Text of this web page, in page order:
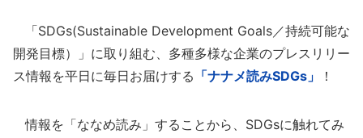
「SDGs(Sustainable Development Goals／持続可能な
開発目標）」に取り組む、多種多様な企業のプレスリリー
ス情報を平日に毎日お届けする 「ナナメ読みSDGs」 ！
情報を「ななめ読み」することから、SDGsに触れてみ